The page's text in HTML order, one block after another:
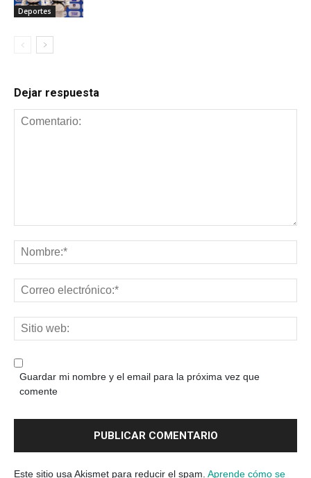
Deportes
Dejar respuesta
Guardar mi nombre y el email para la próxima vez que
comente
Este sitio usa Akismet para reducir el spam. Aprende cómo se